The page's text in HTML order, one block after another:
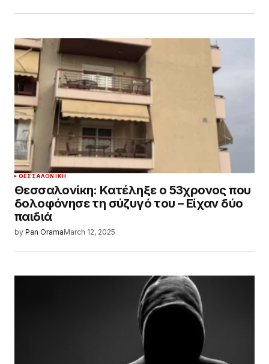
ΘΕΣΣΑΛΟΝΊΚΗ
Θεσσαλονίκη: Κατέληξε ο 53χρονος που
δολοφόνησε τη σύζυγό του – Είχαν δύο
παιδιά
by Pan OramaMarch 12, 2025